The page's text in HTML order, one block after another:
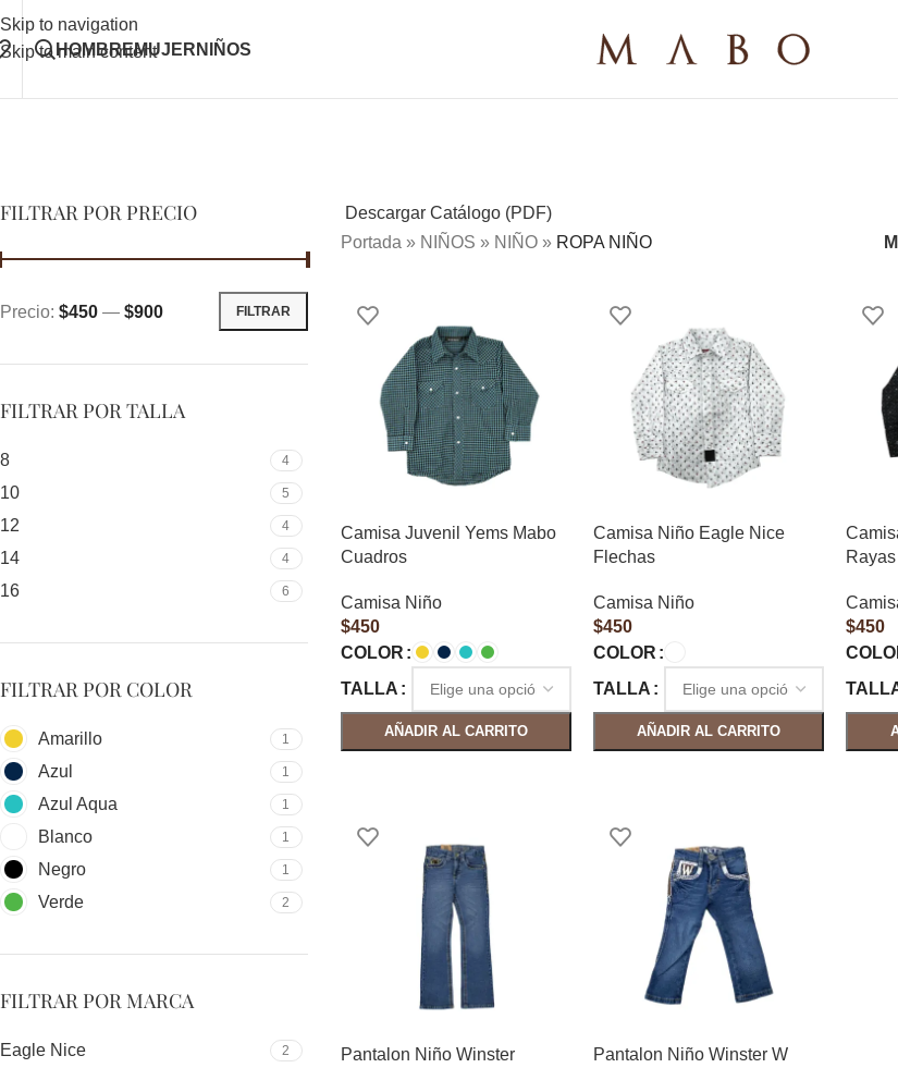
Skip to navigation
Skip to main content
HOMBREMUJER NIÑOS
FILTRAR POR PRECIO
FILTRAR
Precio: $450 — $900
FILTRAR POR TALLA
8 4
10 5
12 4
14 4
16 6
FILTRAR POR COLOR
Amarillo 1
Azul 1
Azul Aqua 1
Blanco 1
Negro 1
Verde 2
FILTRAR POR MARCA
Eagle Nice 2
Descargar Catálogo (PDF)
Portada » NIÑOS » NIÑO» ROPA NIÑO
Camisa Juvenil Yems Mabo
Cuadros
Camisa Niño
$450
COLOR
TALLA
AÑADIR AL CARRITO
Camisa Niño Eagle Nice
Flechas
Camisa Niño
$450
COLOR
TALLA
AÑADIR AL CARRITO
Rayas
$450
Pantalon Niño Winster
Pantalon Niño Winster W